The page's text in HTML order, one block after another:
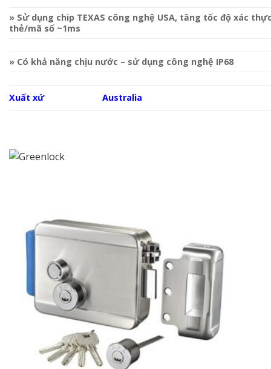
» Sử dụng chip TEXAS công nghệ USA, tăng tốc độ xác
thẻ/mã số ~1ms
» Có khả năng chịu nước – sử dụng công nghệ IP68
Xuất xứ Australia